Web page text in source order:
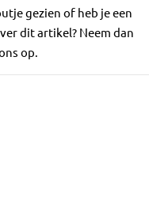
gezien of heb je een
dit artikel? Neem dan
op.